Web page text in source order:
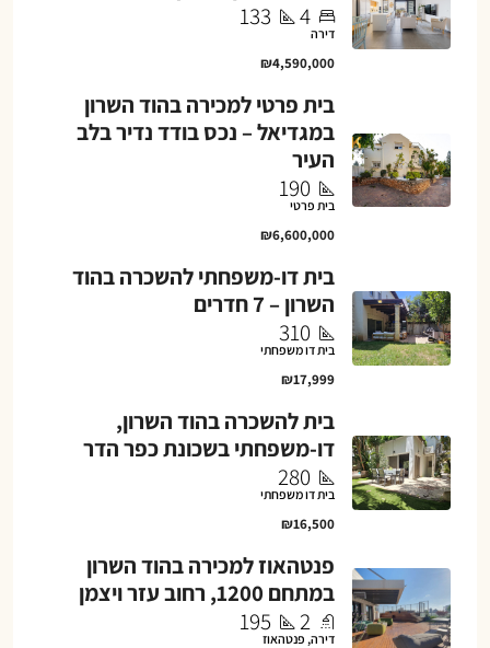
4
133
דירה
₪4,590,000
בית פרטי למכירה בהוד השרון
במגדיאל – נכס בודד נדיר בלב
העיר
190
בית פרטי
₪6,600,000
בית דו-משפחתי להשכרה בהוד
השרון – 7 חדרים
310
בית דו משפחתי
₪17,999
בית להשכרה בהוד השרון,
דו-משפחתי בשכונת כפר הדר
280
בית דו משפחתי
₪16,500
פנטהאוז למכירה בהוד השרון
במתחם 1200, רחוב עזר ויצמן
2
195
דירה, פנטהאוז